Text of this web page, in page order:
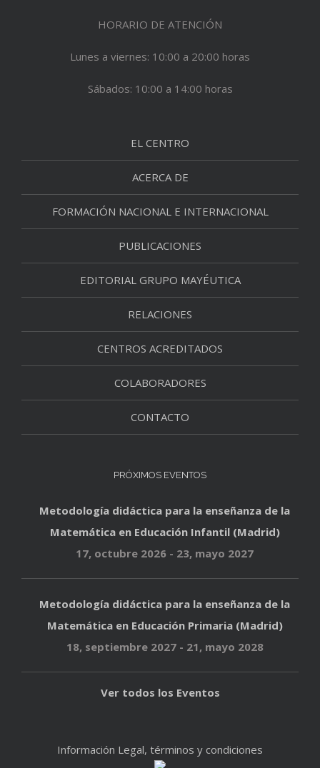
HORARIO DE ATENCIÓN
Lunes a viernes: 10:00 a 20:00 horas
Sábados: 10:00 a 14:00 horas
EL CENTRO
ACERCA DE
FORMACIÓN NACIONAL E INTERNACIONAL
PUBLICACIONES
EDITORIAL GRUPO MAYÉUTICA
RELACIONES
CENTROS ACREDITADOS
COLABORADORES
CONTACTO
PRÓXIMOS EVENTOS
Metodología didáctica para la enseñanza de la
Matemática en Educación Infantil (Madrid)
17, octubre 2026 - 23, mayo 2027
Metodología didáctica para la enseñanza de la
Matemática en Educación Primaria (Madrid)
18, septiembre 2027- 21, mayo 2028
Ver todos los Eventos
Información Legal, términos y condiciones